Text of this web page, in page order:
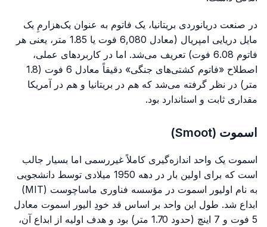
در صنعت دریانوردی بریتانیا، یک فاتوم به عنوان یک‌هزارمِ یک
مایل دریایی امپریال (معادل 6,080 فوت یا 1.85 متر، یعنی هر
فاتوم 6.08 فوت) تعریف می‌شد. اما در کاربردهای عملی،
اصطلاح «فاتوم کشتی‌های جنگی» دقیقاً معادل 6 فوت (1.8
متر) در نظر گرفته می‌شد که هم در بریتانیا و هم در آمریکا
مقداری ثابت و استاندارد بود.
اسموت (Smoot)
اسموت یک واحد اندازه‌گیری کاملاً غیررسمی اما بسیار جالب
است که برای اولین بار در دهه 1950 میلادی توسط دانشجویی
به نام اولیور اسموت در مؤسسه فناوری ماساچوست (MIT)
ابداع شد. طول این واحد بر اساس قد خودِ الیور اسموت معادل
5 فوت و 7 اینچ (حدود 1.70 متر) بود و هدف اولیه از ابداع آن،